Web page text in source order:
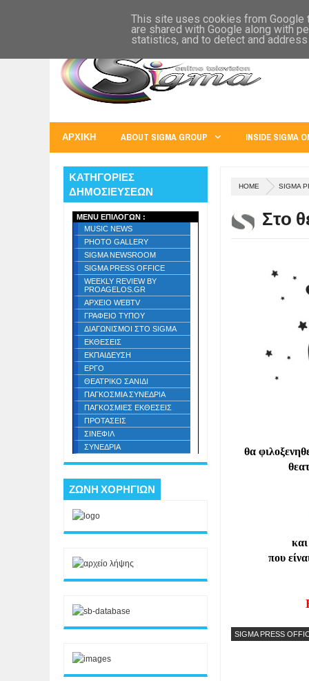
EUROPE U.S.A. AUSTRALIA
ΑΡΧΙΚΗ ABOUT SIGMA GROUP INSIDE SIGMA
HOME SIGMA
Στο
θα
που
SIGMA PRESS
ΚΑΤΗΓΟΡΙΕΣ
ΔΗΜΟΣΙΕΥΣΕΩΝ
MENU ΕΠΙΛΟΓΩΝ :
MUSIC NEWS
PHOTO GALLERY
SIGMA NEWSROOM
SIGMA PRESS OFFICE
WEEKLY REVIEW BY
PROAGELOS.GR
ΑΡΧΕΙΟ WEBTV
ΓΡΑΦΕΙΟ ΤΥΠΟΥ
ΔΙΑΓΩΝΙΣΜΟΙ ΣΤΟ SIGMA
ΕΚΘΕΣΕΙΣ
ΕΚΠΑΙΔΕΥΣΗ
ΕΡΓΟ
ΘΕΑΤΡΙΚΟ ΣΑΝΙΔΙ
ΠΑΓΚΟΣΜΙΑ ΣΥΝΕΔΡΙΑ
ΠΑΓΚΟΣΜΙΕΣ ΕΚΘΕΣΕΙΣ
ΠΡΟΤΑΣΕΙΣ
ΣΙΝΕΦΙΛ
ΣΥΝΕΔΡΙΑ
ΖΩΝΗ ΧΟΡΗΓΙΩΝ
This site uses cookies from Google
are shared with Google along with
statistics, and to detect and address